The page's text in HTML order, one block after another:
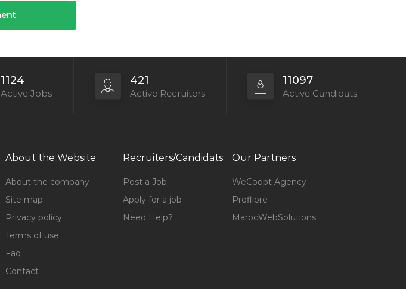
1124
Active Jobs
421
Active Recruiters
11097
Active Candidats
About the Website
About the company
Site map
Privacy policy
Terms of use
Faq
Contact
Recruiters/Candidats
Post a Job
Apply for a job
Need Help?
Our Partners
WeCoopt Agency
Proflibre
MarocWebSolutions